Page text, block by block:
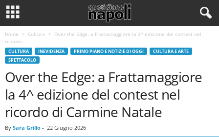
Home Cultura
Over the Edge: a Frattamaggiore la 4^ edizione del contest nel
ricordo...
CULTURA INEVIDENZA PRIMO PIANO E NOTIZIE DI OGGI
CULTURA E ARTE
SPETTACOLO
Over the Edge: a Frattamaggiore
la 4^ edizione del contest nel
ricordo di Carmine Natale
By Sara Grillo - 22 Giugno 2026